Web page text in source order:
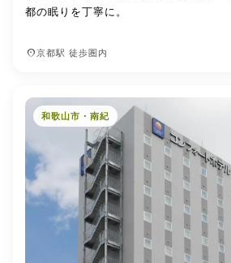
都の眠りを丁寧に。
place京都駅 徒歩圏内
和歌山市・南紀